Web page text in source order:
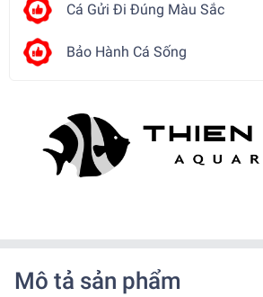
Cá Gửi Đi Đúng Màu Sắc
Bảo Hành Cá Sống
Mô tả sản phẩm